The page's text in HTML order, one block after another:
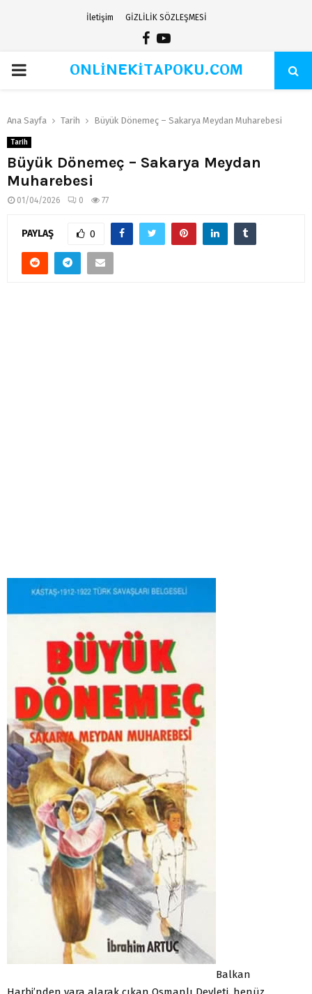
İletişim GİZLİLİK SÖZLEŞMESİ
Facebook
Youtube
PRIMARYONLİNEKİTAPOKU.COM
Ana Sayfa Tarih Büyük Dönemeç – Sakarya Meydan Muharebesi
Tarih
Büyük Dönemeç – Sakarya Meydan
Muharebesi
01/04/2026 0 77
PAYLAŞ 0
Balkan